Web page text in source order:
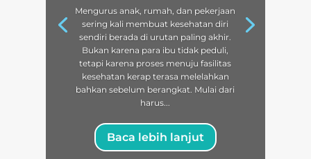
Mengurus anak, rumah, dan pekerjaan
sering kali membuat kesehatan diri
sendiri berada di urutan paling akhir.
Bukan karena para ibu tidak peduli,
tetapi karena proses menuju fasilitas
kesehatan kerap terasa melelahkan
bahkan sebelum berangkat. Mulai dari
harus...
Baca lebih lanjut